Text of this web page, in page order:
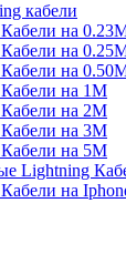
кабели
на
на
на
на 1М
на 2М
на 3М
на 5М
Lightning
на